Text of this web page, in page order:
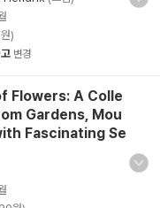
)
변경
Flowers: A Colle
Gardens, Mou
Fascinating Se